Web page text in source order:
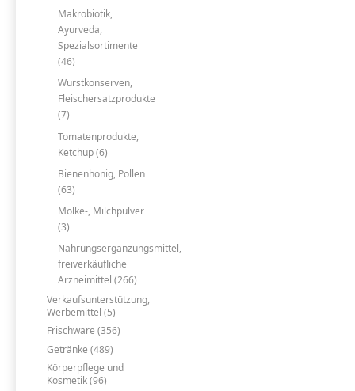
Makrobiotik,
Ayurveda,
Spezialsortimente
(46)
Wurstkonserven,
Fleischersatzprodukte
(7)
Tomatenprodukte,
Ketchup (6)
Bienenhonig, Pollen
(63)
Molke-, Milchpulver
(3)
Nahrungsergänzungsmittel,
freiverkäufliche
Arzneimittel (266)
Verkaufsunterstützung,
Werbemittel (5)
Frischware (356)
Getränke (489)
Körperpflege und
Kosmetik (96)